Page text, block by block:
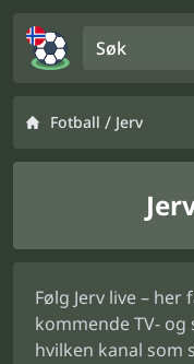
Fotball / Jerv
Følg Jerv live –
kommende TV-
hvilken kanal som